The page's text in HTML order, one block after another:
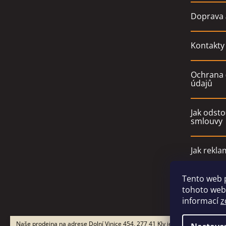
Tento web
tohoto
informací
Naše prodejna na adrese Dolní Vinice 454, 277 41 Kly je otevřena Po-Pá 9-
Doprava
Kontakty
údajů
Jak
smlouvy
Jak